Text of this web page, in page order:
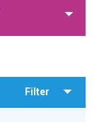
Filter